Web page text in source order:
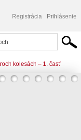
Registrácia Prihlásenie
kolesách – 1. časť